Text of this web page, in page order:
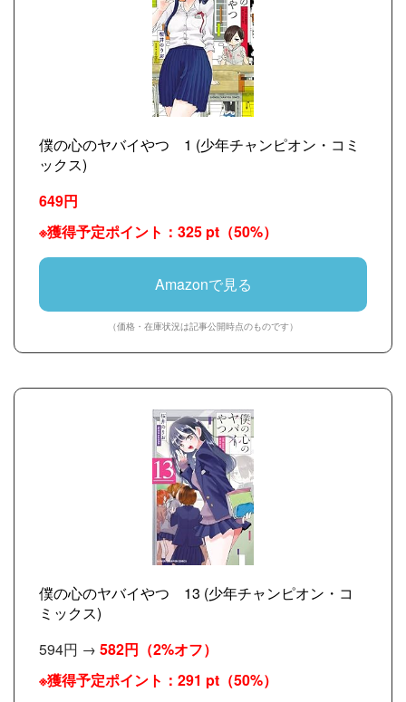
僕の心のヤバイやつ 1 (少年チャンピオン・コミ
ックス)
649円
※獲得予定ポイント：325 pt（50%）
Amazonで見る
（価格・在庫状況は記事公開時点のものです）
僕の心のヤバイやつ 13 (少年チャンピオン・コ
ミックス)
594円 → 582円 （2%オフ）
※獲得予定ポイント：291 pt（50%）